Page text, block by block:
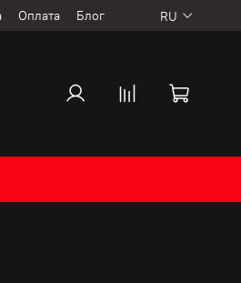
Оплата Блог RU